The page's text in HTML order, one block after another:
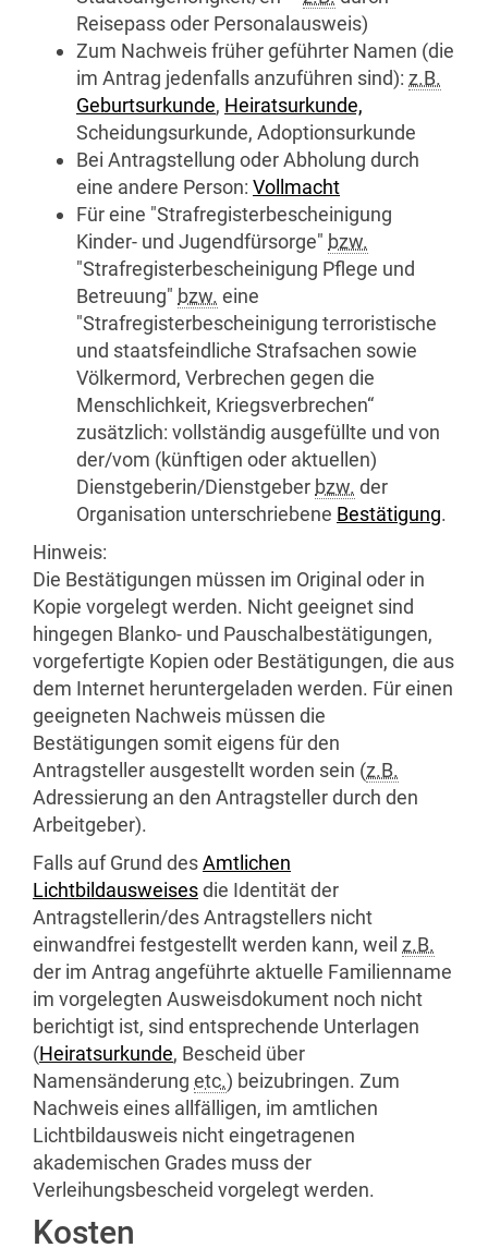
Reisepass oder Personalausweis)
Zum Nachweis früher geführter Namen (die
im Antrag jedenfalls anzuführen sind): z.B.
Geburtsurkunde, Heiratsurkunde,
Scheidungsurkunde, Adoptionsurkunde
Bei Antragstellung oder Abholung durch
eine andere Person: Vollmacht
Für eine "Strafregisterbescheinigung
Kinder- und Jugendfürsorge" bzw.
"Strafregisterbescheinigung Pflege und
Betreuung" bzw. eine
"Strafregisterbescheinigung terroristische
und staatsfeindliche Strafsachen sowie
Völkermord, Verbrechen gegen die
Menschlichkeit, Kriegsverbrechen“
zusätzlich: vollständig ausgefüllte und von
der/vom (künftigen oder aktuellen)
Dienstgeberin/Dienstgeber bzw. der
Organisation unterschriebene Bestätigung.
Hinweis:
Die Bestätigungen müssen im Original oder in
Kopie vorgelegt werden. Nicht geeignet sind
hingegen Blanko- und Pauschalbestätigungen,
vorgefertigte Kopien oder Bestätigungen, die aus
dem Internet heruntergeladen werden. Für einen
geeigneten Nachweis müssen die
Bestätigungen somit eigens für den
Antragsteller ausgestellt worden sein (z.B.
Adressierung an den Antragsteller durch den
Arbeitgeber).
Falls auf Grund desAmtlichen
Lichtbildausweisesdie Identität der
Antragstellerin/des Antragstellers nicht
einwandfrei festgestellt werden kann, weil z.B.
der im Antrag angeführte aktuelle Familienname
im vorgelegten Ausweisdokument noch nicht
berichtigt ist, sind entsprechende Unterlagen
(Heiratsurkunde, Bescheid über
Namensänderung etc.) beizubringen. Zum
Nachweis eines allfälligen, im amtlichen
Lichtbildausweis nicht eingetragenen
akademischen Grades muss der
Verleihungsbescheid vorgelegt werden.
Kosten